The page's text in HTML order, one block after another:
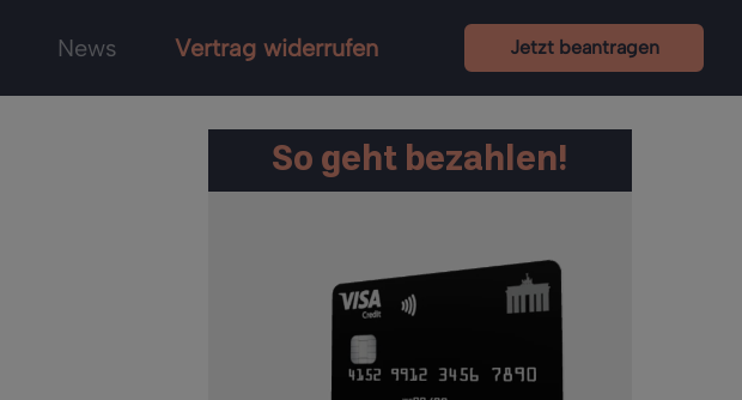
News Vertrag widerrufen Jetzt beantragen
So geht bezahlen!